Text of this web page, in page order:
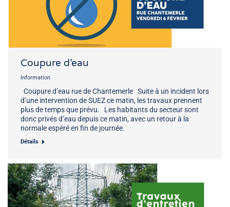
Coupure d’eau
Information
Coupure d’eau rue de Chantemerle Suite à un incident lors
d’une intervention de SUEZ ce matin, les travaux prennent
plus de temps que prévu. Les habitants du secteur sont
donc privés d’eau depuis ce matin, avec un retour à la
normale espéré en fin de journée.
Détails